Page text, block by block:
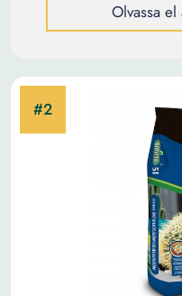
Olvassa